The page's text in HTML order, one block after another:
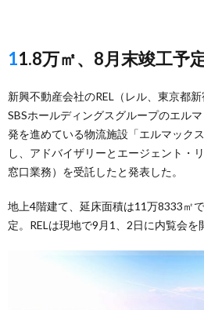
11.8万㎡、8月末竣工予
新興不動産会社のREL（レル、東京都新
SBSホールディングスグループのエル
発を進めている物流施設「エルマック
し、アドバイザリーとエージェント・
窓口業務）を受託したと発表した。
地上4階建て、延床面積は11万8333㎡
定。RELは現地で9月1、2日に内覧会を